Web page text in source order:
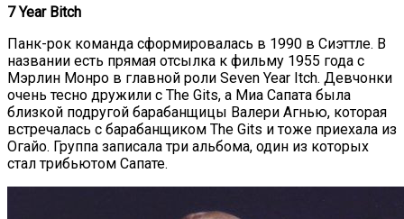
7 Year Bitch
Панк-рок команда сформировалась в 1990 в Сиэттле. В
названии есть прямая отсылка к фильму 1955 года с
Мэрлин Монро в главной роли Seven Year Itch. Девчонки
очень тесно дружили с The Gits, а Миа Сапата была
близкой подругой барабанщицы Валери Агнью, которая
встречалась с барабанщиком The Gits и тоже приехала из
Огайо. Группа записала три альбома, один из которых
стал трибьютом Сапате.